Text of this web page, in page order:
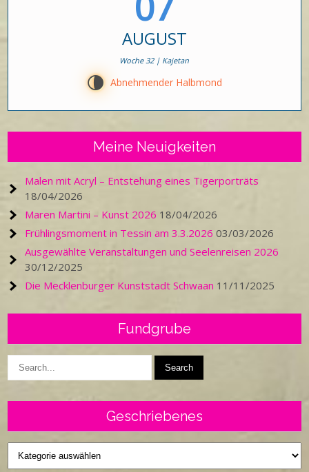
AUGUST
Woche 32 | Kajetan
U Abnehmender Halbmond
Meine Neuigkeiten
Malen mit Acryl – Entstehung eines Tigerporträts
18/04/2026
Maren Martini – Kunst 2026 18/04/2026
Frühlingsmoment in Tessin am 3.3.2026 03/03/2026
Ausgewählte Veranstaltungen und Seelenreisen 2026
30/12/2025
Die Mecklenburger Kunststadt Schwaan 11/11/2025
Fundgrube
Geschriebenes
Geschriebenes